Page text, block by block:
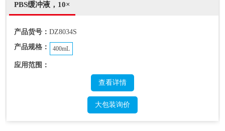
PBS缓冲液，10×
产品货号： DZ8034S
产品规格：
400mL
应用范围：
查看详情
大包装询价